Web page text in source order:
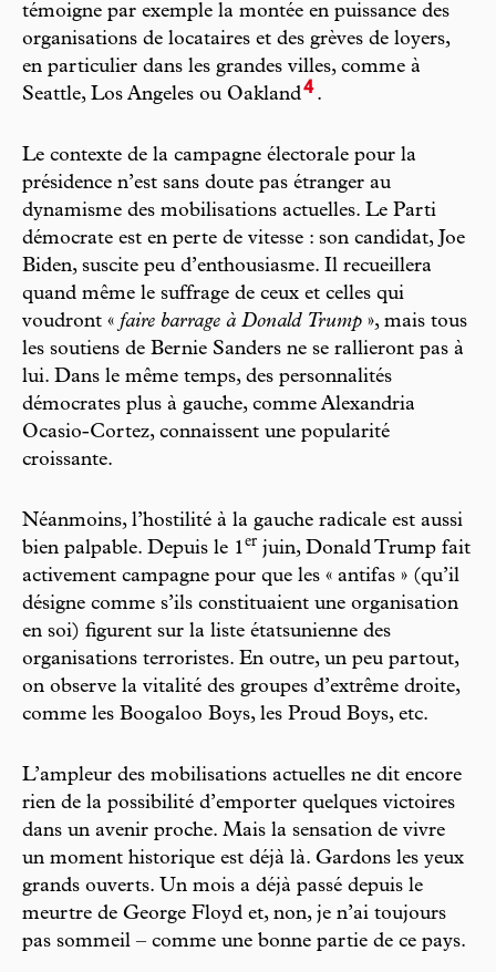
témoigne par exemple la montée en puissance des
organisations de locataires et des grèves de loyers,
en particulier dans les grandes villes, comme à
Seattle, Los Angeles ou Oakland4.
Le contexte de la campagne électorale pour la
présidence n’est sans doute pas étranger au
dynamisme des mobilisations actuelles. Le Parti
démocrate est en perte de vitesse : son candidat, Joe
Biden, suscite peu d’enthousiasme. Il recueillera
quand même le suffrage de ceux et celles qui
voudront « faire barrage à Donald Trump », mais tous
les soutiens de Bernie Sanders ne se rallieront pas à
lui. Dans le même temps, des personnalités
démocrates plus à gauche, comme Alexandria
Ocasio-Cortez, connaissent une popularité
croissante.
Néanmoins, l’hostilité à la gauche radicale est aussi
bien palpable. Depuis le 1er juin, Donald Trump fait
activement campagne pour que les « antifas » (qu’il
désigne comme s’ils constituaient une organisation
en soi) figurent sur la liste étatsunienne des
organisations terroristes. En outre, un peu partout,
on observe la vitalité des groupes d’extrême droite,
comme les Boogaloo Boys, les Proud Boys, etc.
L’ampleur des mobilisations actuelles ne dit encore
rien de la possibilité d’emporter quelques victoires
dans un avenir proche. Mais la sensation de vivre
un moment historique est déjà là. Gardons les yeux
grands ouverts. Un mois a déjà passé depuis le
meurtre de George Floyd et, non, je n’ai toujours
pas sommeil – comme une bonne partie de ce pays.